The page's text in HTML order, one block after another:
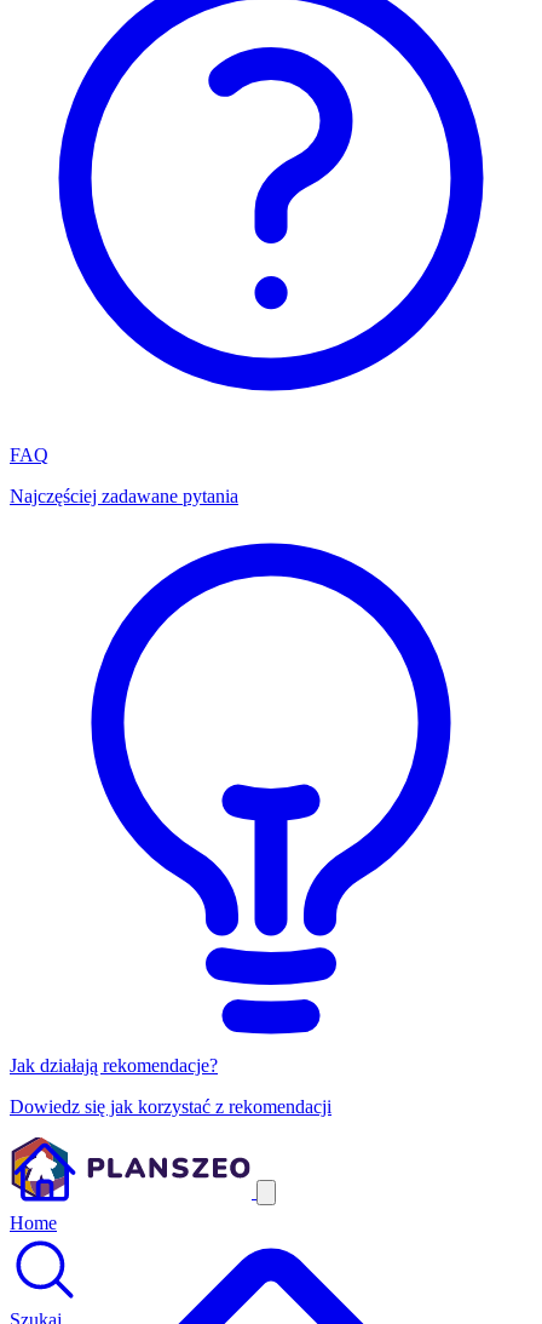
FAQ
Najczęściej zadawane pytania
Jak działają rekomendacje?
Dowiedz się jak korzystać z rekomendacji
Home
Szukaj